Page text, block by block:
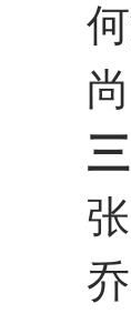
尚
张
乔